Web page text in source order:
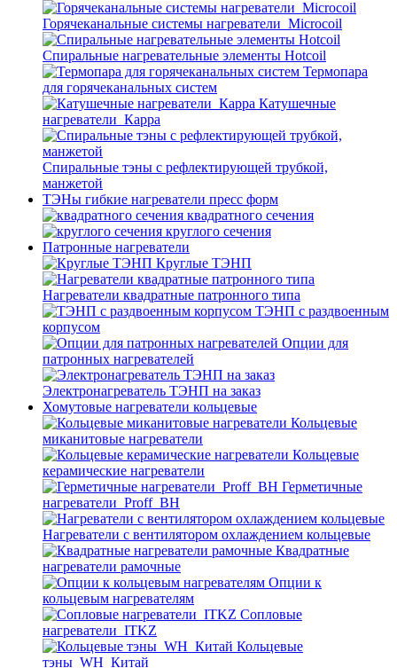
Горячеканальные системы нагреватели_Microcoil
Спиральные нагревательные элементы Hotcoil
Термопара
для горячеканальных систем
Катушечные
нагреватели_Карра
Спиральные тэны с рефлектирующей трубкой,
манжетой
ТЭНы гибкие нагреватели пресс форм
квадратного сечения
круглого сечения
Патронные нагреватели
Круглые ТЭНП
Нагреватели квадратные патронного типа
ТЭНП с раздвоенным
корпусом
Опции для
патронных нагревателей
Электронагреватель ТЭНП на заказ
Хомутовые нагреватели кольцевые
Кольцевые
миканитовые нагреватели
Кольцевые
керамические нагреватели
Герметичные
нагреватели_Proff_BH
Нагреватели с вентилятором охлаждением кольцевые
Квадратные
нагреватели рамочные
Опции к
кольцевым нагревателям
Cопловые
нагреватели_ITKZ
Кольцевые
тэны_WH_Китай